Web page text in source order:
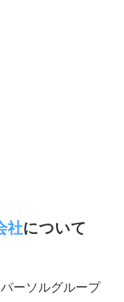
社について
ーソルグループ